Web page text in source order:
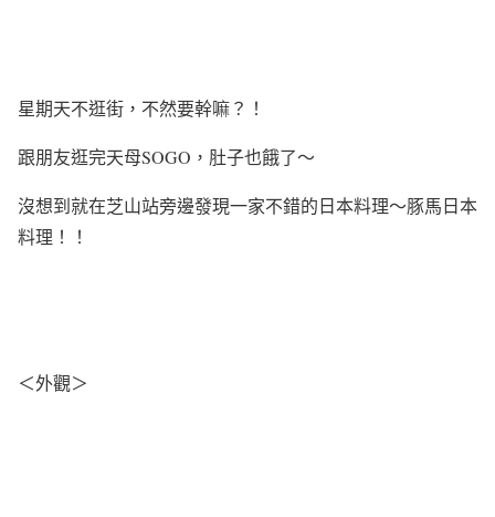
星期天不逛街，不然要幹嘛？！
跟朋友逛完天母SOGO，肚子也餓了～
沒想到就在芝山站旁邊發現一家不錯的日本料理～豚馬日本
料理！！
＜外觀＞